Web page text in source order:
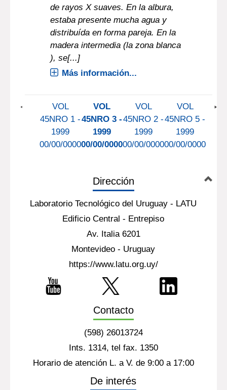
de rayos X suaves. En la albura,
estaba presente mucha agua y
distribuída en forma pareja. En la
madera intermedia (la zona blanca
), se[...]
Más información...
VOL
45NRO 1 -
1999
00/00/0000
VOL
45NRO 3 -
1999
00/00/0000
VOL
45NRO 2 -
1999
00/00/0000
VOL
45NRO 5 -
1999
00/00/0000
Dirección
Laboratorio Tecnológico del Uruguay - LATU
Edificio Central - Entrepiso
Av. Italia 6201
Montevideo - Uruguay
https://www.latu.org.uy/
Contacto
(598) 26013724
Ints. 1314, tel fax. 1350
Horario de atención L. a V. de 9:00 a 17:00
De interés